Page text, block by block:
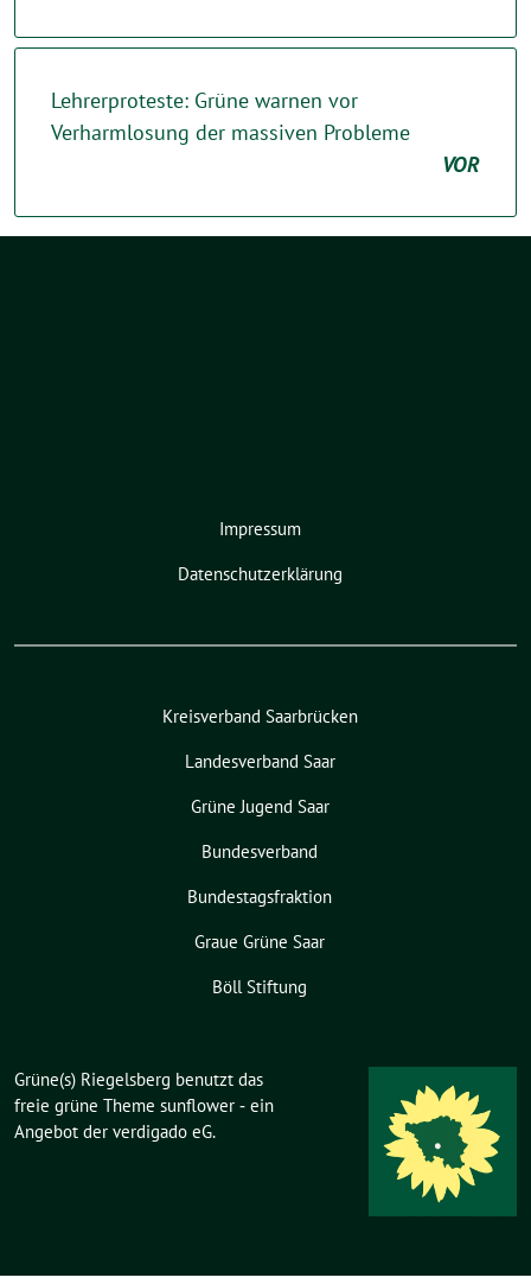
Lehrerproteste: Grüne warnen vor
Verharmlosung der massiven Probleme
VOR
Impressum
Datenschutzerklärung
Kreisverband Saarbrücken
Landesverband Saar
Grüne Jugend Saar
Bundesverband
Bundestagsfraktion
Graue Grüne Saar
Böll Stiftung
Grüne(s) Riegelsberg benutzt das
freie grüne Theme sunflower ‐ ein
Angebot der verdigado eG.